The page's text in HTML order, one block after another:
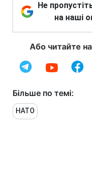
Не
на наші
Або читайте
Більше по темі:
НАТО